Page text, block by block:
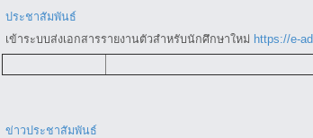
ประชาสัมพันธ์
เข้าระบบส่งเอกสารรายงานตัวสำหรับนักศึกษาใหม่ https://e-
ข่าวประชาสัมพันธ์